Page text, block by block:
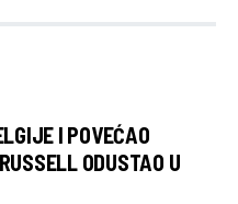
I POVEĆAO
ODUSTAO U